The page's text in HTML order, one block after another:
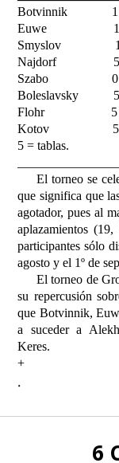
Botvinnik
Euwe
Smyslov
Najdorf
Szabo
Boleslavsky
Flohr
Kotov
5 = tablas.
El torneo se
que significa que
agotador, pues al
aplazamientos
participantes sólo
agosto y el 1º de
El torneo de
su repercusión
que Botvinnik,
a suceder a
Keres.
+
.
6